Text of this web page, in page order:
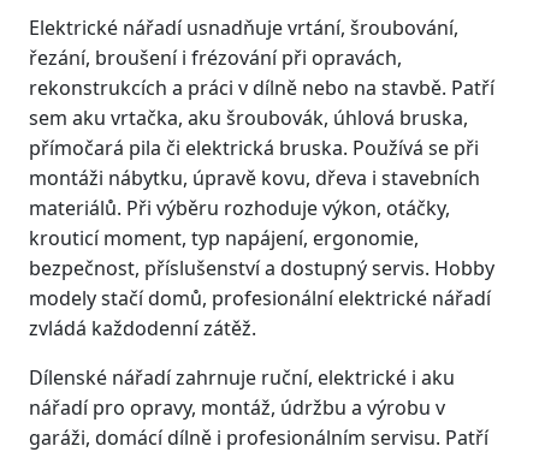
Elektrické nářadí usnadňuje vrtání, šroubování,
řezání, broušení i frézování při opravách,
rekonstrukcích a práci v dílně nebo na stavbě. Patří
sem aku vrtačka, aku šroubovák, úhlová bruska,
přímočará pila či elektrická bruska. Používá se při
montáži nábytku, úpravě kovu, dřeva i stavebních
materiálů. Při výběru rozhoduje výkon, otáčky,
krouticí moment, typ napájení, ergonomie,
bezpečnost, příslušenství a dostupný servis. Hobby
modely stačí domů, profesionální elektrické nářadí
zvládá každodenní zátěž.
Dílenské nářadí zahrnuje ruční, elektrické i aku
nářadí pro opravy, montáž, údržbu a výrobu v
garáži, domácí dílně i profesionálním servisu. Patří